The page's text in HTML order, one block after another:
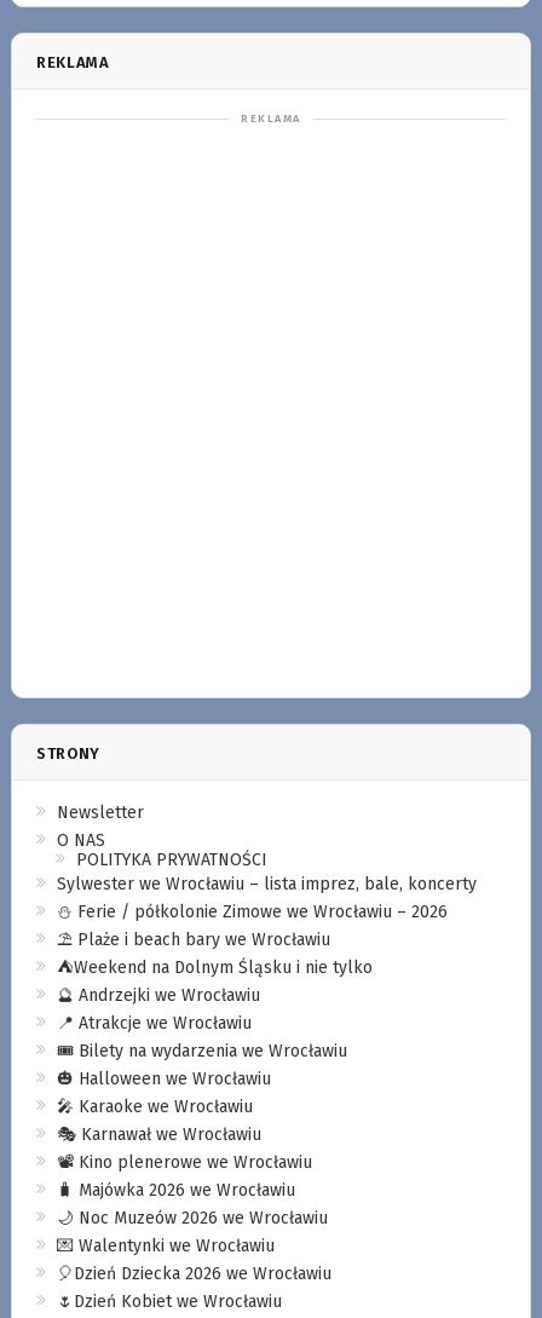
REKLAMA
STRONY
Newsletter
O NAS
POLITYKA PRYWATNOŚCI
Sylwester we Wrocławiu – lista imprez, bale, koncerty
⛄️ Ferie / półkolonie Zimowe we Wrocławiu – 2026
⛱️ Plaże i beach bary we Wrocławiu
⛺️Weekend na Dolnym Śląsku i nie tylko
🔮 Andrzejki we Wrocławiu
📍 Atrakcje we Wrocławiu
🎟️ Bilety na wydarzenia we Wrocławiu
🎃 Halloween we Wrocławiu
🎤 Karaoke we Wrocławiu
🎭 Karnawał we Wrocławiu
📽️ Kino plenerowe we Wrocławiu
🧳 Majówka 2026 we Wrocławiu
🌙 Noc Muzeów 2026 we Wrocławiu
💌 Walentynki we Wrocławiu
🎈Dzień Dziecka 2026 we Wrocławiu
🌷Dzień Kobiet we Wrocławiu